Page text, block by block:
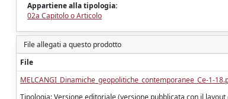
Appartiene alla tipologia:
02a Capitolo o Articolo
File allegati a questo prodotto
File
MELCANGI_Dinamiche_geopolitiche_contemporanee_Ce-1-